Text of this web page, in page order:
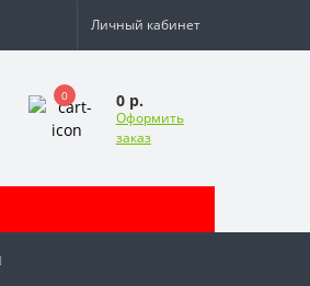
Личный кабинет
0 0 р.
Оформить
заказ